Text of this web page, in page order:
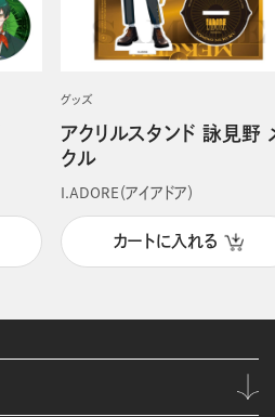
グッズ
アクリルスタンド 詠見野
クル
I.ADORE（アイアドア）
カートに入れる